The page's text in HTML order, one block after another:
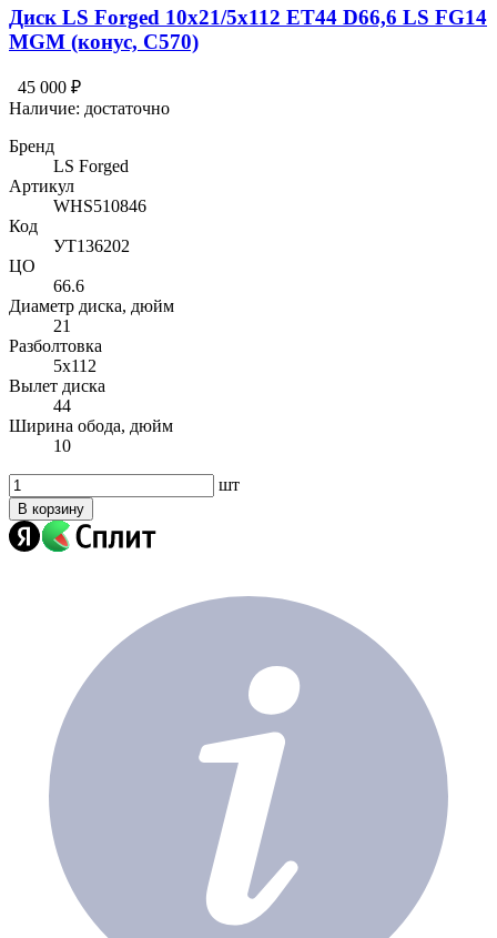
Диск LS Forged 10x21/5x112 ET44 D66,6 LS FG14
MGM (конус, C570)
45 000 ₽
Наличие: достаточно
Бренд
LS Forged
Артикул
WHS510846
Код
УТ136202
ЦО
66.6
Диаметр диска, дюйм
21
Разболтовка
5x112
Вылет диска
44
Ширина обода, дюйм
10
шт
В корзину